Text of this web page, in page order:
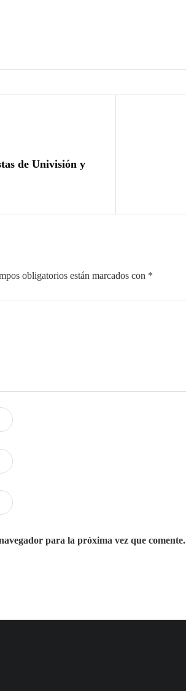
de Univisión y
obligatorios están marcados con *
para la próxima vez que comente.